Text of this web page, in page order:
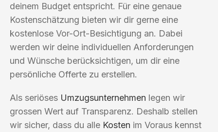
deinem Budget entspricht. Für eine genaue
Kostenschätzung bieten wir dir gerne eine
kostenlose Vor-Ort-Besichtigung an. Dabei
werden wir deine individuellen Anforderungen
und Wünsche berücksichtigen, um dir eine
persönliche Offerte zu erstellen.
Als seriöses Umzugsunternehmen legen wir
grossen Wert auf Transparenz. Deshalb stellen
wir sicher, dass du alle Kosten im Voraus kennst